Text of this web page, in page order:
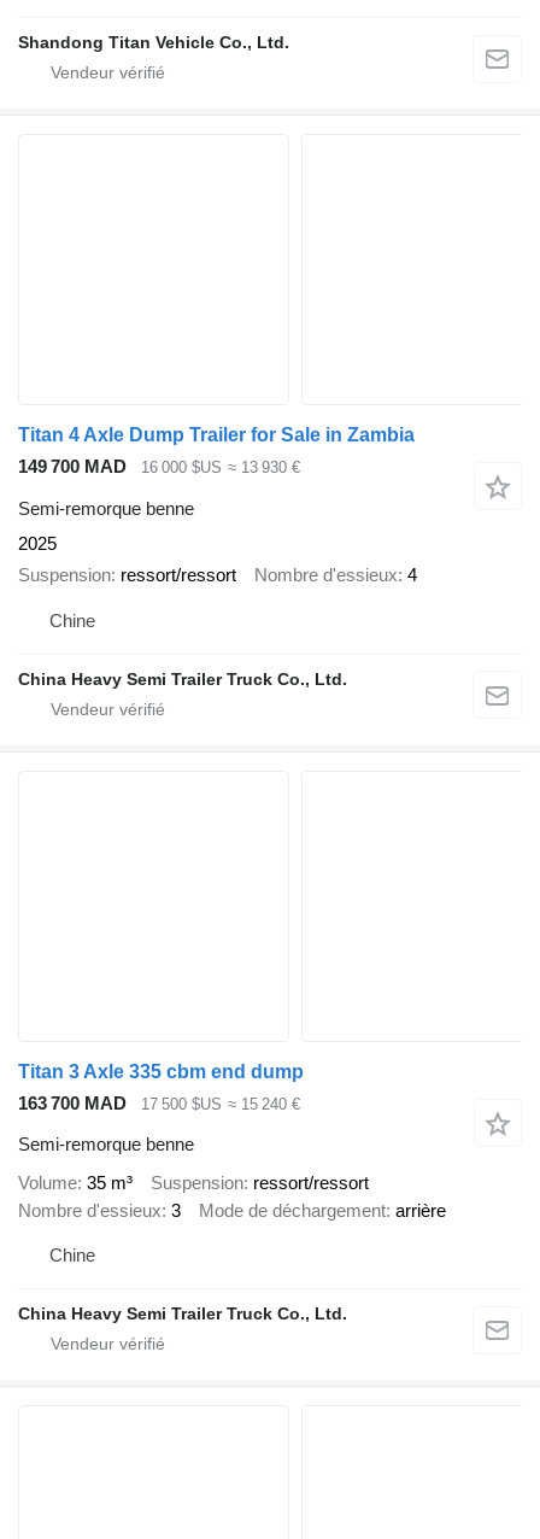
Shandong Titan Vehicle Co., Ltd.
Titan 4 Axle Dump Trailer for Sale in Zambia
149 700 MAD
16 000 $US ≈ 13 930 €
Semi-remorque benne
2025
Suspension ressort/ressort Nombre d'essieux 4
Chine
China Heavy Semi Trailer Truck Co., Ltd.
Titan 3 Axle 335 cbm end dump
163 700 MAD
17 500 $US ≈ 15 240 €
Semi-remorque benne
Volume 35 m³ Suspension ressort/ressort
Nombre d'essieux 3 Mode de déchargement arrière
Chine
China Heavy Semi Trailer Truck Co., Ltd.